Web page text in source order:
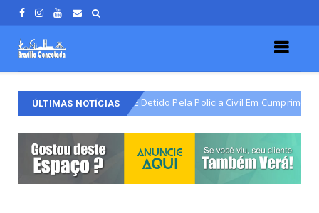
ÚLTIMAS NOTÍCIAS
Do Varjão É Detido Pela Polícia Civil Em Cumprimento De